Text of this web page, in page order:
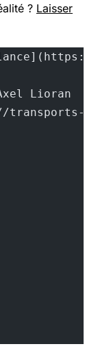
? Laisser
transports-